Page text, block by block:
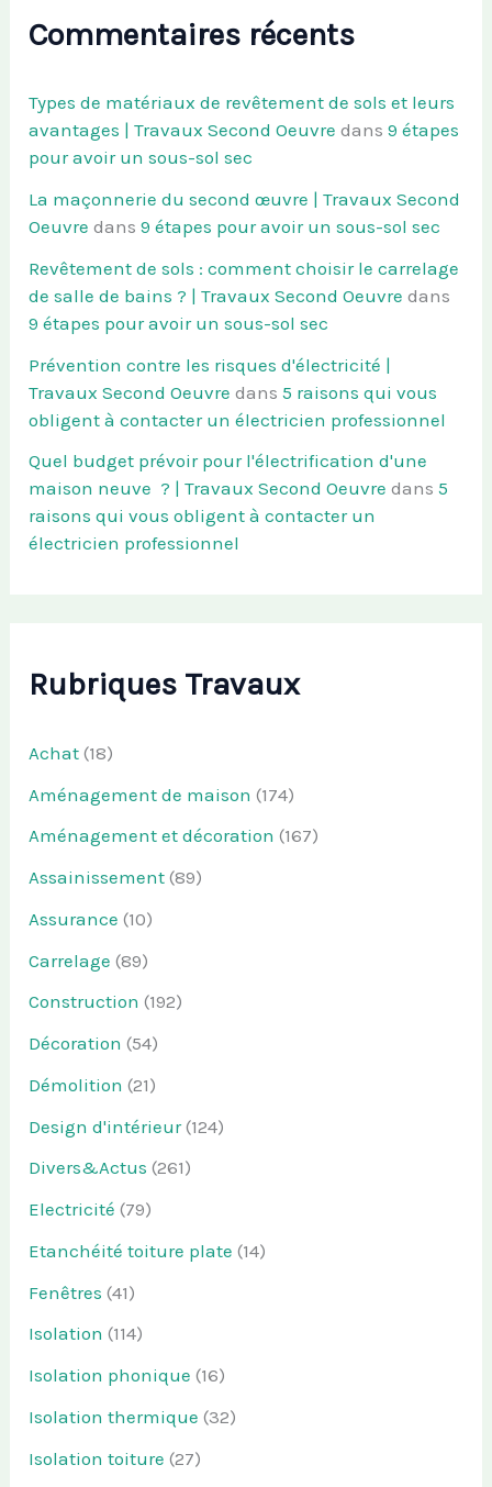
Commentaires récents
Types de matériaux de revêtement de sols et leurs
avantages | Travaux Second Oeuvre dans9 étapes
pour avoir un sous-sol sec
La maçonnerie du second œuvre | Travaux Second
Oeuvre dans9 étapes pour avoir un sous-sol sec
Revêtement de sols : comment choisir le carrelage
de salle de bains ? | Travaux Second Oeuvre dans
9 étapes pour avoir un sous-sol sec
Prévention contre les risques d'électricité |
Travaux Second Oeuvre dans5 raisons qui vous
obligent à contacter un électricien professionnel
Quel budget prévoir pour l'électrification d'une
maison neuve ? | Travaux Second Oeuvre dans5
raisons qui vous obligent à contacter un
électricien professionnel
Rubriques Travaux
Achat (18)
Aménagement de maison (174)
Aménagement et décoration (167)
Assainissement (89)
Assurance (10)
Carrelage (89)
Construction (192)
Décoration (54)
Démolition (21)
Design d'intérieur(124)
Divers&Actus (261)
Electricité (79)
Etanchéité toiture plate (14)
Fenêtres (41)
Isolation (114)
Isolation phonique (16)
Isolation thermique (32)
Isolation toiture (27)